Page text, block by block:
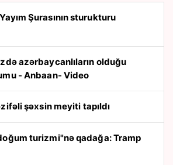
- Anbaan- Video
şəxsin meyiti tapıldı